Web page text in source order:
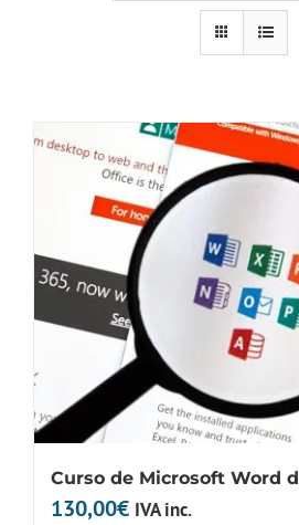
Curso de Microsoft Word
130,00€ IVA inc.